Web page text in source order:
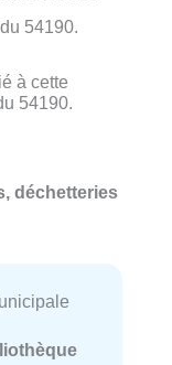
54190.
à cette
54190.
déchetteries